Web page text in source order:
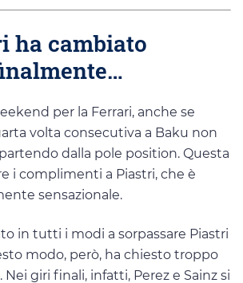
ha cambiato
per la Ferrari, anche se
volta consecutiva a Baku non
dalla pole position. Questa
i complimenti a Piastri, che è
sensazionale.
in tutti i modi a sorpassare Piastri
modo, però, ha chiesto troppo
giri finali, infatti, Perez e Sainz si